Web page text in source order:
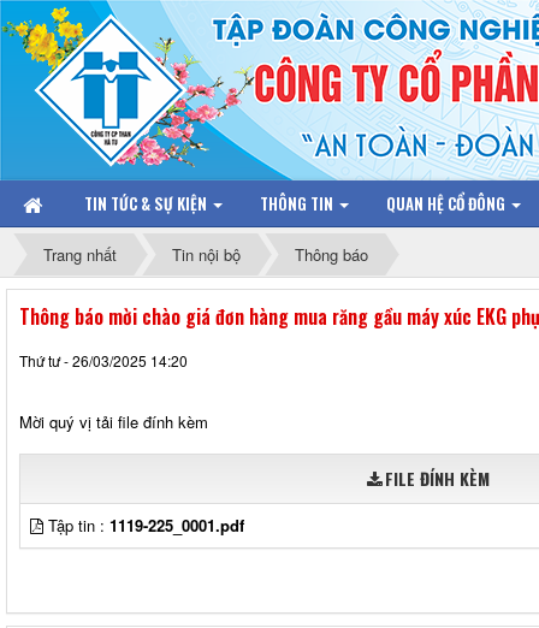
TIN TỨC & SỰ KIỆN THÔNG TIN QUAN HỆ CỔ ĐÔNG
Trang nhất Tin nội bộ Thông báo
Thông báo mời chào giá đơn hàng mua răng gầu máy xúc EKG
Thứ tư - 26/03/2025 14:20
Mời quý vị tải file đính kèm
FILE ĐÍNH KÈM
Tập tin : 1119-225_0001.pdf